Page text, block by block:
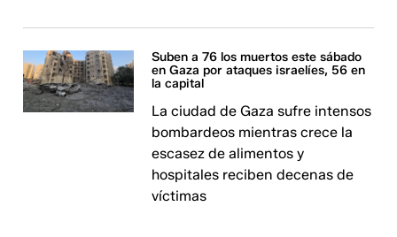
Suben a 76 los muertos este sábado
en Gaza por ataques israelíes, 56 en
la capital
La ciudad de Gaza sufre intensos
bombardeos mientras crece la
escasez de alimentos y
hospitales reciben decenas de
víctimas​